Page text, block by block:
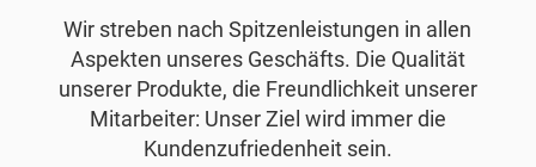
Wir streben nach Spitzenleistungen in allen
Aspekten unseres Geschäfts. Die Qualität
unserer Produkte, die Freundlichkeit unserer
Mitarbeiter: Unser Ziel wird immer die
Kundenzufriedenheit sein.